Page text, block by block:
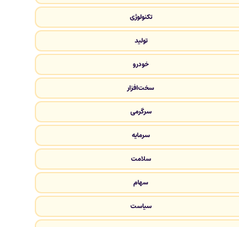
تکنولوژی
تولید
خودرو
سخت‌افزار
سرگرمی
سرمایه
سلامت
سهام
سیاست